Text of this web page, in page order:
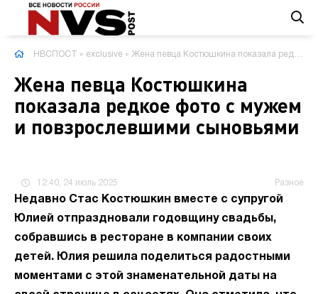
НВСПОСТ » exclusive » Жена певца Костюшкина показала редкое фото с мужем и повзрослевшими сыновьями
Жена певца Костюшкина
показала редкое фото с мужем
и повзрослевшими сыновьями
12:40, 24 июль 2025 Разное
Недавно Стас Костюшкин вместе с супругой
Юлией отпраздновали годовщину свадьбы,
собравшись в ресторане в компании своих
детей. Юлия решила поделиться радостными
моментами с этой знаменательной даты на